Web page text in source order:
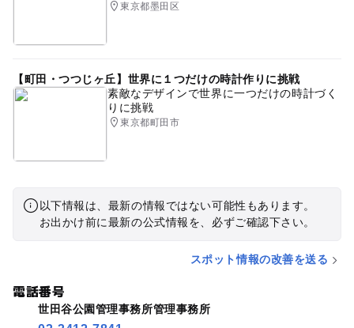
東京都墨田区
【町田・つつじヶ丘】世界に１つだけの時計作りに挑戦
素敵なデザインで世界に一つだけの時計づく
りに挑戦
東京都町田市
以下情報は、最新の情報ではない可能性もあります。
お出かけ前に最新の公式情報を、必ずご確認下さい。
スポット情報の改善を送る
電話番号
世田谷公園管理事務所管理事務所